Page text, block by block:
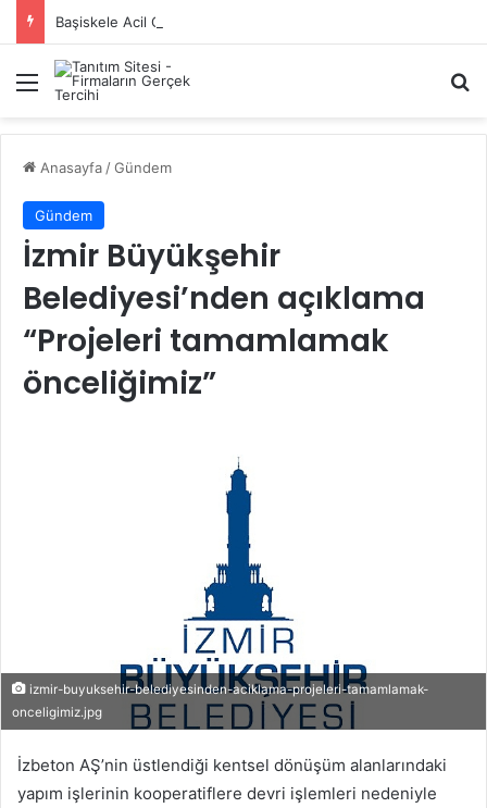
Başiskele Acil Çilingir Hizmeti İçin Doğru Adres Neresi?
Menü
Anasayfa /Gündem
Gündem
İzmir Büyükşehir
Belediyesi’nden açıklama
“Projeleri tamamlamak
önceliğimiz”
izmir-buyuksehir-belediyesinden-aciklama-projeleri-tamamlamak-
onceligimiz.jpg
İzbeton AŞ’nin üstlendiği kentsel dönüşüm alanlarındaki
yapım işlerinin kooperatiflere devri işlemleri nedeniyle